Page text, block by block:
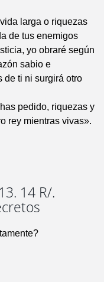
larga o riquezas
de tus enemigos
yo obraré según
sabio e
de ti ni surgirá otro
pedido, riquezas y
rey mientras vivas».
14 R/.